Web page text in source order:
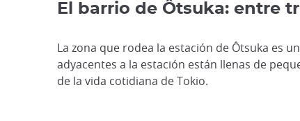
El barrio de Ôtsuka: entre
La zona que rodea la estación de Ôtsuka es un
adyacentes a la estación están llenas de
de la vida cotidiana de Tokio.